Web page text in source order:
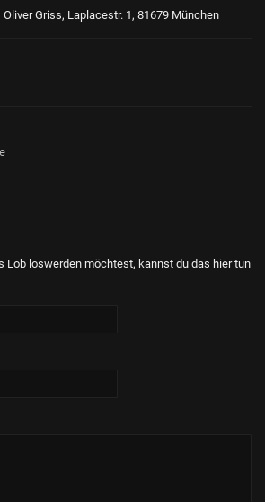
Griss, Laplacestr. 1, 81679 München
Lob loswerden möchtest, kannst du das hier tun